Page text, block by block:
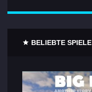
BELIEBTE SPIELE